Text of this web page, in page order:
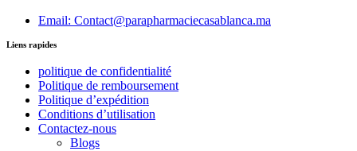
Email: Contact@parapharmaciecasablanca.ma
Liens rapides
politique de confidentialité
Politique de remboursement
Politique d’expédition
Conditions d’utilisation
Contactez-nous
Blogs